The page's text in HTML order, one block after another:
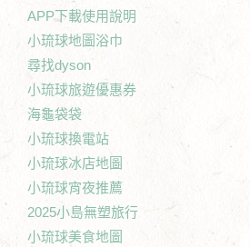
APP下載使用說明
小琉球地圖浴巾
尋找dyson
小琉球旅遊優惠券
海龜袋袋
小琉球換電站
小琉球冰店地圖
小琉球宵夜推薦
2025小島無塑旅行
小琉球美食地圖